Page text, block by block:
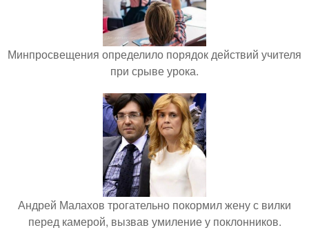
Минпросвещения определило порядок действий учителя
при срыве урока.
Андрей Малахов трогательно покормил жену с вилки
перед камерой, вызвав умиление у поклонников.